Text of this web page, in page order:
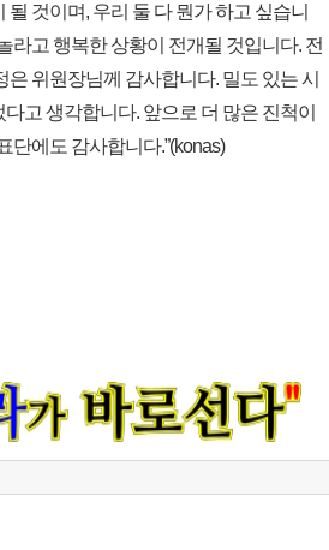
것이며, 우리 둘 다 뭔가 하고 싶습니
라고 행복한 상황이 전개될 것입니다. 전
위원장님께 감사합니다. 밀도 있는 시
고 생각합니다. 앞으로 더 많은 진척이
단에도 감사합니다.”(konas)